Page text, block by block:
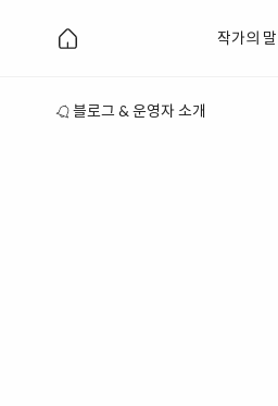
작가의 말
블로그 & 운영자 소개